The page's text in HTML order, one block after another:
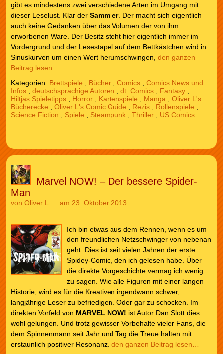
gibt es mindestens zwei verschiedene Arten im Umgang mit
dieser Leselust. Klar der Sammler. Der macht sich eigentlich
auch keine Gedanken über das Volumen der von ihm
erworbenen Ware. Der Besitz steht hier eigentlich immer im
Vordergrund und der Lesestapel auf dem Bettkästchen wird in
Sinuskurven um einen Wert herumschwingen, den ganzen
Beitrag lesen…
Kategorien: Brettspiele Bücher, Comics, Comics News und
Infos, deutschsprachige Autoren dt. Comics, Fantasy,
Hiltjas Spieletipps, Horror, Kartenspiele Manga
Oliver L's
Bücherecke
Oliver L's Comic Guide Rezis, Rollenspiele
Science Fiction
Spiele Steampunk, Thriller, US Comics
Marvel NOW! – Der bessere Spider-
Man
von Oliver L. am 23. Oktober 2013
Ich bin etwas aus dem Rennen, wenn es um
den freundlichen Netzschwinger von nebenan
geht. Dies ist seit vielen Jahren der erste
Spidey-Comic, den ich gelesen habe. Über
die direkte Vorgeschichte vermag ich wenig
zu sagen. Wie alle Figuren mit einer langen
Historie, wird es für die Kreativen irgendwann schwer,
langjährige Leser zu befriedigen. Oder gar zu schocken. Im
direkten Vorfeld von MARVEL NOW! ist Autor Dan Slott dies
wohl gelungen. Und trotz gewisser Vorbehalte vieler Fans, die
dem Spinnenmann seit Jahr und Tag die Treue halten mit
erstaunlich positiver Resonanz. den ganzen Beitrag lesen…